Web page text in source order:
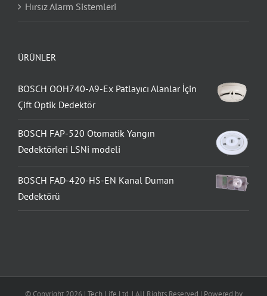
Hırsız Alarm Sistemleri
ÜRÜNLER
BOSCH OOH740-A9-Ex Patlayıcı Alanlar İçin
Çift Optik Dedektör
BOSCH FAP-520 Otomatik Yangın
Dedektörleri LSNi modeli
BOSCH FAD-420-HS-EN Kanal Duman
Dedektörü